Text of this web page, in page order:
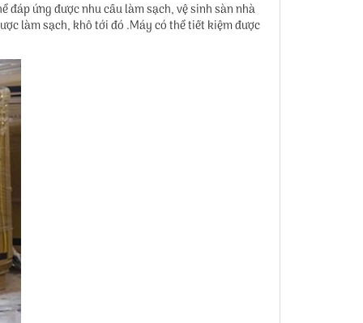
ứng được nhu cầu làm sạch, vệ sinh sàn nhà
làm sạch, khô tới đó .Máy có thể tiết kiệm được